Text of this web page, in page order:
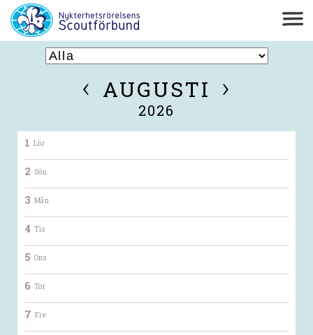
‹ AUGUSTI ›
2026
1 Lör
2 Sön
3 Mån
4 Tis
5 Ons
6 Tor
7 Fre